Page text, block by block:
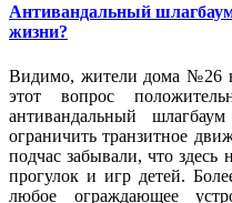
Антивандальный
жизни?
Видимо, жители дома №26
этот вопрос
антивандальный
ограничить транзитное
подчас забывали, что здесь
прогулок и игр детей.
любое ограждающее